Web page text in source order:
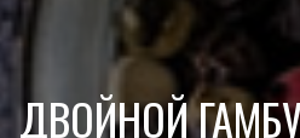
ДВОЙНОЙ